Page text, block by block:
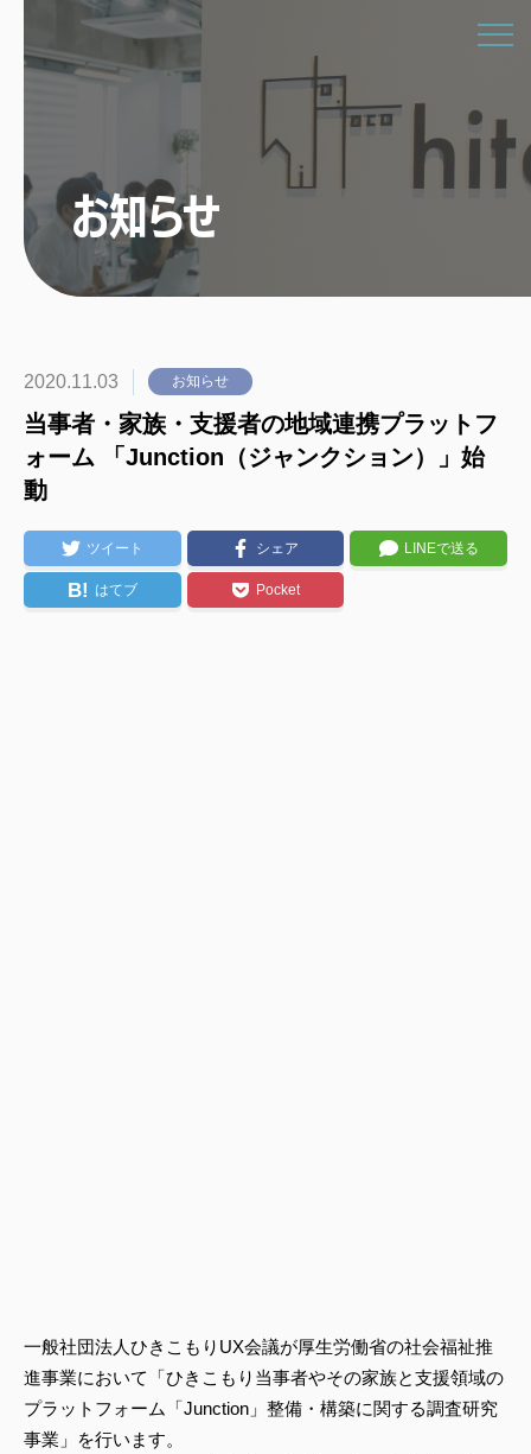
お知らせ
2020.11.03 お知らせ
当事者・家族・支援者の地域連携プラットフ
ォーム 「Junction（ジャンクション）」始
動
ツイート シェア LINEで送る
B! はてブ Pocket
一般社団法人ひきこもりUX会議が厚生労働省の社会福祉推
進事業において「ひきこもり当事者やその家族と支援領域の
プラットフォーム「Junction」整備・構築に関する調査研究
事業」を行います。